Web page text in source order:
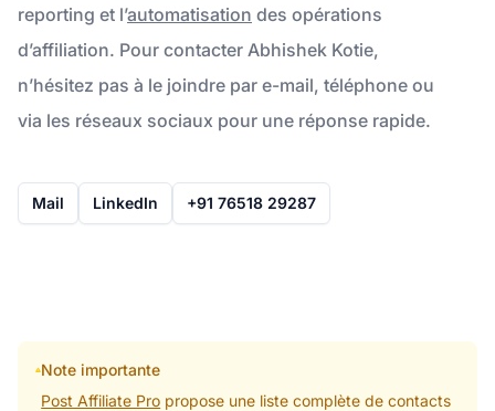
reporting et l’automatisation des opérations
d’affiliation. Pour contacter Abhishek Kotie,
n’hésitez pas à le joindre par e-mail, téléphone ou
via les réseaux sociaux pour une réponse rapide.
Mail LinkedIn +91 76518 29287
Note importante
Post Affiliate Pro propose une liste complète de contacts